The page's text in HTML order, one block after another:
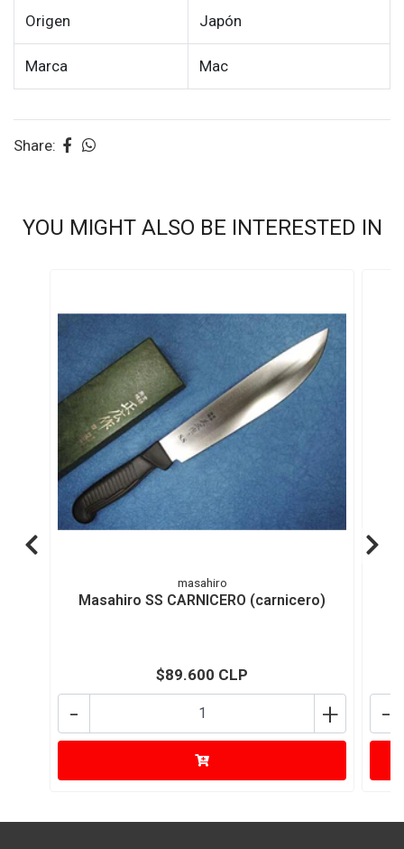
Origen Japón
Marca Mac
Share:
YOU MIGHT ALSO BE INTERESTED IN
masahiro
Masahiro SS CARNICERO (carnicero)
$89.600 CLP
+
- -